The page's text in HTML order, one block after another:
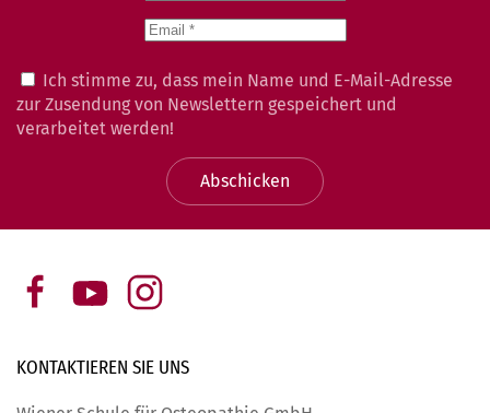
Ich stimme zu, dass mein Name und E-Mail-Adresse
zur Zusendung von Newslettern gespeichert und
verarbeitet werden!
Abschicken
KONTAKTIEREN SIE UNS